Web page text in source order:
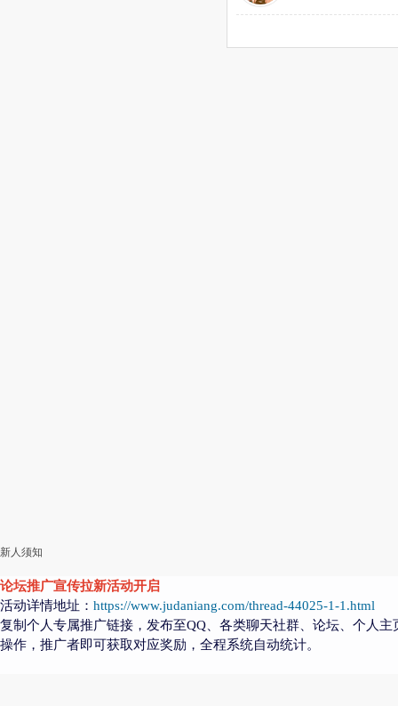
新人须知
论坛推广宣传拉新活动开启
活动详情地址： https://www.judaniang.com/thread-44025-1-1.html
复制个人专属推广链接，发布至QQ、各类聊天社群、论坛、个人
操作，推广者即可获取对应奖励，全程系统自动统计。